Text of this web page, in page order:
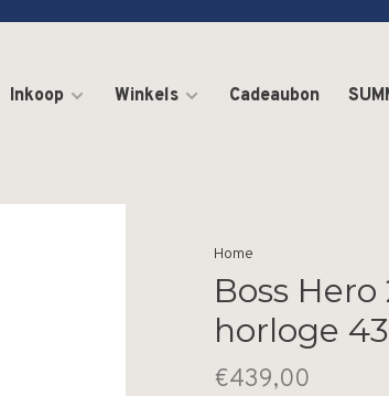
Inkoop Winkels Cadeaubon
Home
Boss
horloge
€439,00